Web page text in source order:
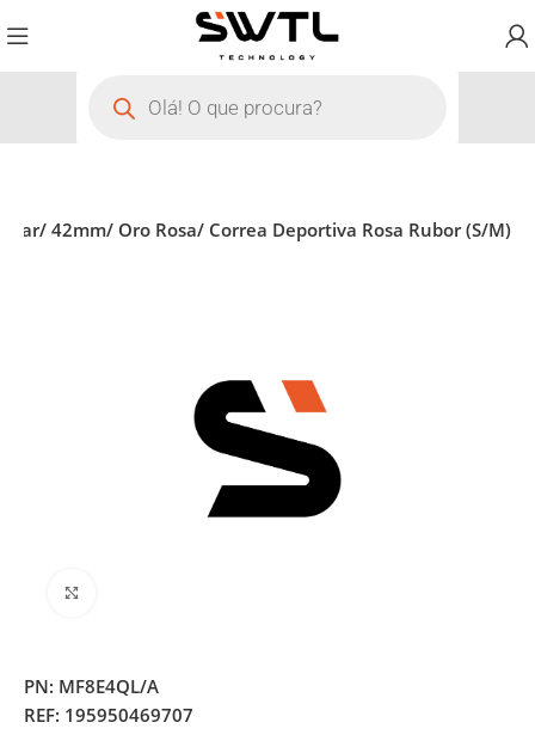
42mm/ Oro Rosa/ Correa Deportiva Rosa Rubor (S/M)
PN: MF8E4QL/A
REF: 195950469707